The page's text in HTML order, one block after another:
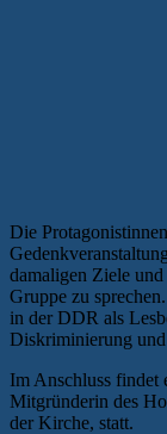
Die
damaligen Ziele
Gruppe zu
in der DDR als
Diskriminierung
Im Anschluss findet
Mitgründerin des
der Kirche, statt.